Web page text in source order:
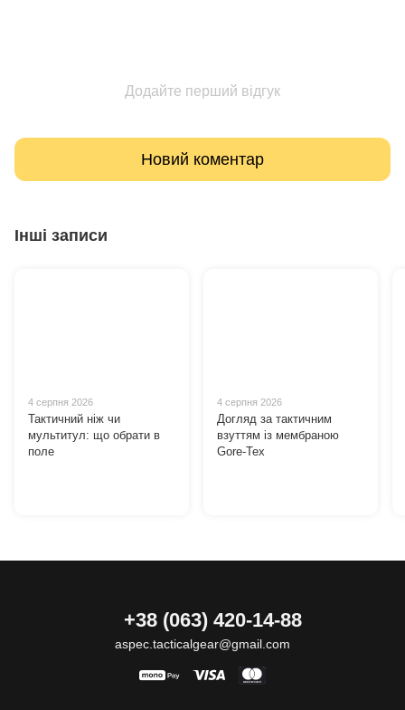
Додайте перший відгук
Новий коментар
Інші записи
4 серпня 2026
Тактичний ніж чи
мультитул: що обрати в
поле
4 серпня 2026
Догляд за тактичним
взуттям із мембраною
Gore-Tex
+38 (063) 420-14-88
aspec.tacticalgear@gmail.com